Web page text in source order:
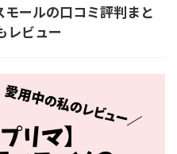
モールの口コミ評判まと
レビュー